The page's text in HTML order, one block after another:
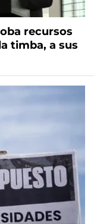
recursos
timba, a sus